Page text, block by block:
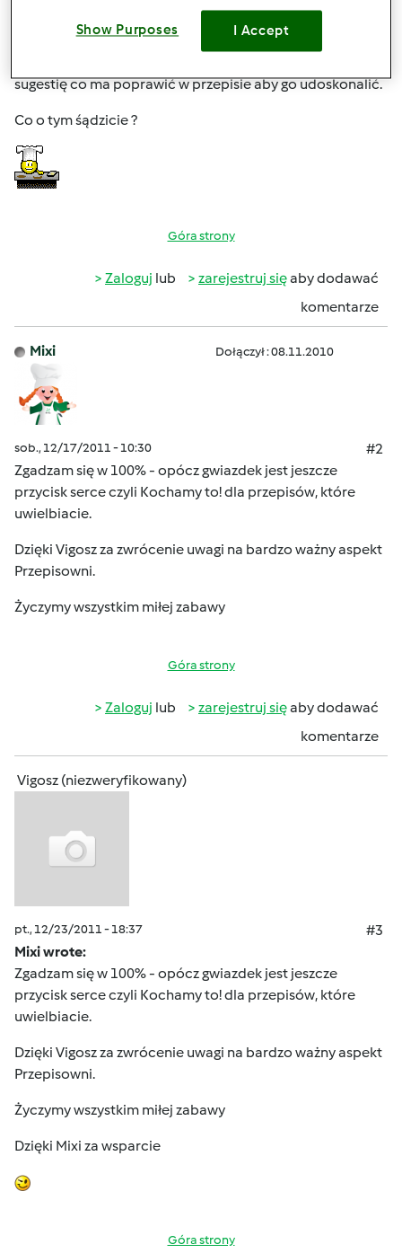
ilość gwiazdek
sugestię co ma poprawić w przepisie aby go udoskonalić.
Co o tym śądzicie ?
Góra strony
Zaloguj lub zarejestruj sięaby dodawać
komentarze
Mixi Dołączył : 08.11.2010
sob., 12/17/2011 - 10:30
#2
Zgadzam się w 100% - opócz gwiazdek jest jeszcze
przycisk serce czyli Kochamy to! dla przepisów, które
uwielbiacie.
Dzięki Vigosz za zwrócenie uwagi na bardzo ważny aspekt
Przepisowni.
Życzymy wszystkim miłej zabawy
Góra strony
Zaloguj lub zarejestruj sięaby dodawać
komentarze
Vigosz (niezweryfikowany)
pt., 12/23/2011 - 18:37
#3
Mixi wrote:
Zgadzam się w 100% - opócz gwiazdek jest jeszcze
przycisk serce czyli Kochamy to! dla przepisów, które
uwielbiacie.
Dzięki Vigosz za zwrócenie uwagi na bardzo ważny aspekt
Przepisowni.
Życzymy wszystkim miłej zabawy
Dzięki Mixi za wsparcie
Góra strony
Show Purposes I Accept